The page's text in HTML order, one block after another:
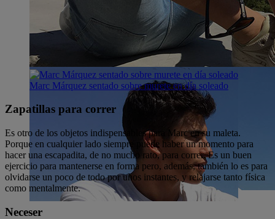
Marc Márquez sentado sobre murete en día soleado
Zapatillas para correr
Es otro de los objetos indispensables para Marc en su maleta.
Porque en cualquier lado siempre puede haber un momento para
hacer una escapadita, de no mucho rato, para correr. Es un buen
ejercicio para mantenerse en forma pero, además, también lo es para
olvidarse un poco de todo por unos instantes, y relajarse tanto física
como mentalmente.
Neceser